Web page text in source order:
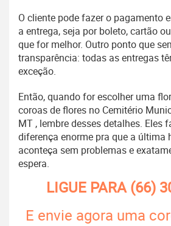
O cliente pode fazer o pagamento
a entrega, seja por boleto, cartão
que for melhor. Outro ponto que
transparência: todas as entregas
exceção.
Então, quando for escolher uma
coroas de flores no Cemitério
MT , lembre desses detalhes. Eles
diferença enorme pra que a última
aconteça sem problemas e
espera.
LIGUE PARA(66)
E envie agora uma